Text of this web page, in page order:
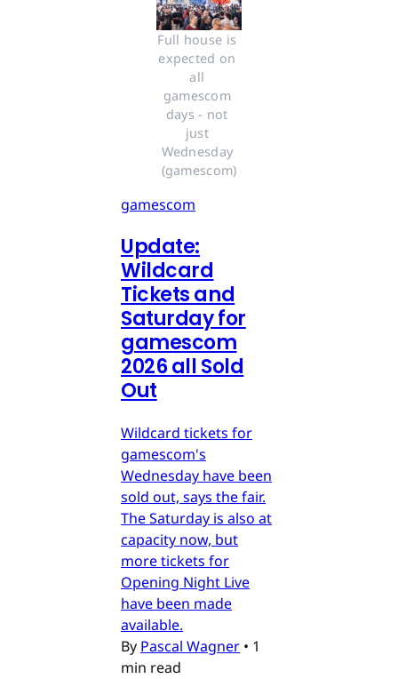
Full house is
expected on
all
gamescom
days - not
just
Wednesday
(gamescom)
gamescom
Update:
Wildcard
Tickets and
Saturday for
gamescom
2026 all Sold
Out
Wildcard tickets for
gamescom's
Wednesday have been
sold out, says the fair.
The Saturday is also at
capacity now, but
more tickets for
Opening Night Live
have been made
available.
By Pascal Wagner • 1
min read